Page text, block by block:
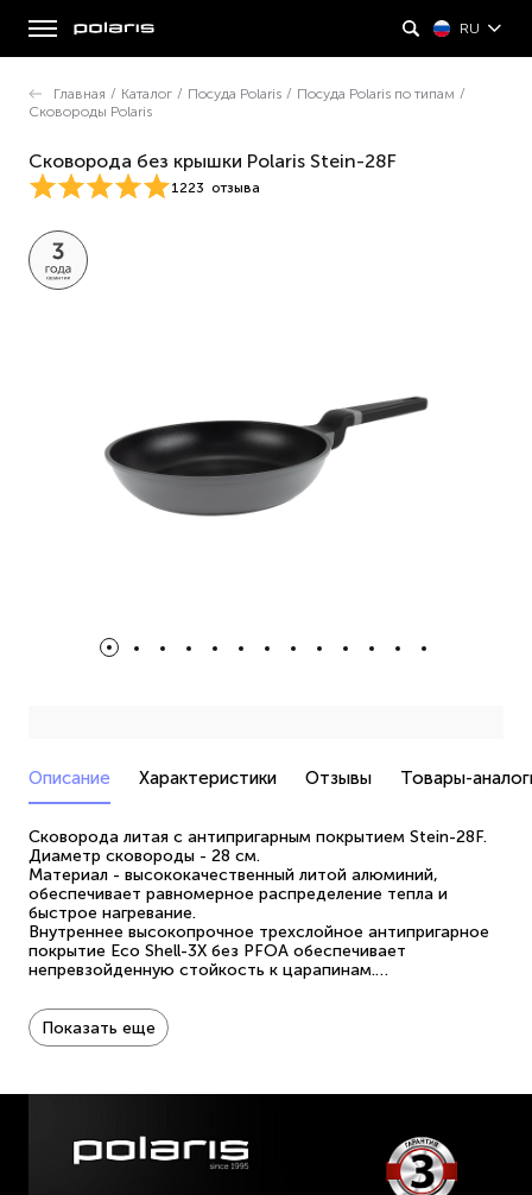
RU
Главная / Каталог / Посуда Polaris / Посуда Polaris по типам /
Сковороды Polaris
Сковорода без крышки Polaris Stein-28F
1223 отзыва
Описание Характеристики Отзывы Товары-
Сковорода литая с антипригарным покрытием Stein-28F.
Диаметр сковороды - 28 см.
Материал - высококачественный литой алюминий,
обеспечивает равномерное распределение тепла и
быстрое нагревание.
Внутреннее высокопрочное трехслойное антипригарное
покрытие Eco Shell-3X без PFOA обеспечивает
непревзойденную стойкость к царапинам.
Специальное утолщенное дно 5 мм обеспечивает
быстрый и равномерный нагрев посуды. Закругленный борт
обеспечивает удобное перемешивание пищи во время
Подходит для интенсивного использования.
Подходит для всех видов плит, включая индукцию.
Показать еще